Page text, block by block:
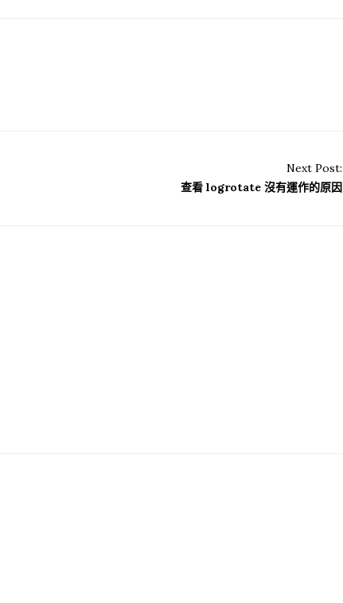
Next Post:
查看 logrotate 沒有運作的原因